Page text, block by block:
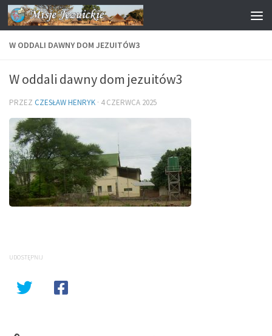
Przejdź do treści
W ODDALI DAWNY DOM JEZUITÓW3
W oddali dawny dom jezuitów3
PRZEZ CZESŁAW HENRYK · 4 CZERWCA 2025
UDOSTĘPNIJ